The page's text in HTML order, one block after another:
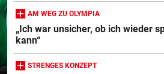
Sex-Massagen für
Schiris? Vorwürfe
gegen Verband
mit Sager
AM WEG ZU OLYMPIA
„Ich war unsicher, ob ich wieder
kann“
STRENGES KONZEPT